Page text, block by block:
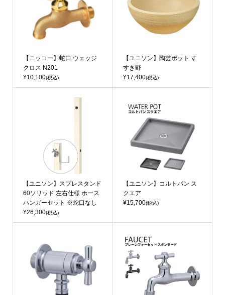
【ニッコー】蛇口 ウェッジ
クロス N201
¥10,100(税込)
【ユニソン】陶芸ポット す
すき野
¥17,400(税込)
【ユニソン】スプレスタンド
60ソリッド 左右仕様 ホース
ハンガーセット ※蛇口なし
¥26,300(税込)
【ユニソン】コルトパン ス
クエア
¥15,700(税込)